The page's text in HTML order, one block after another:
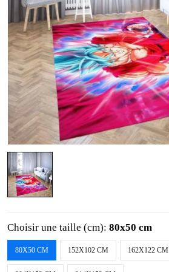
Choisir une taille (cm): 80x50 cm
80X50 CM 152X102 CM 162X122 CM